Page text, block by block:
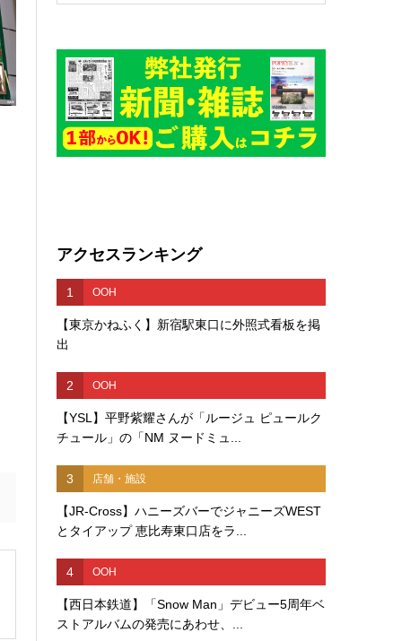
アクセスランキング
1 OOH
【東京かねふく】新宿駅東口に外照式看板を掲
出
2 OOH
【YSL】平野紫耀さんが「ルージュ ピュールク
チュール」の「NM ヌードミュ...
3 店舗・施設
【JR-Cross】ハニーズバーでジャニーズWEST
とタイアップ 恵比寿東口店をラ...
4 OOH
【西日本鉄道】「Snow Man」デビュー5周年ベ
ストアルバムの発売にあわせ、...